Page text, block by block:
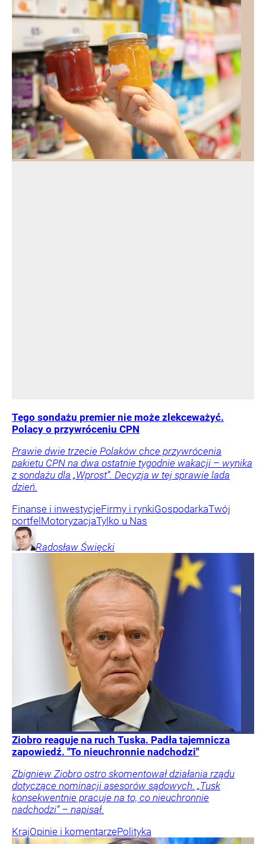
Tego sondażu premier nie może zlekceważyć.
Polacy o przywróceniu CPN
Prawie dwie trzecie Polaków chce przywrócenia
pakietu CPN na dwa ostatnie tygodnie wakacji – wynika
z sondażu dla „Wprost”. Decyzja w tej sprawie lada
dzień.
Finanse i inwestycjeFirmy i rynkiGospodarkaTwój
portfel MotoryzacjaTylko u Nas
Radosław Święcki
Ziobro reaguje na ruch Tuska. Padła tajemnicza
zapowiedź. "To nieuchronnie nadchodzi"
Zbigniew Ziobro ostro skomentował działania rządu
dotyczące nominacji asesorów sądowych. „Tusk
konsekwentnie pracuje na to, co nieuchronnie
nadchodzi” – napisał.
KrajOpinie i komentarzePolityka